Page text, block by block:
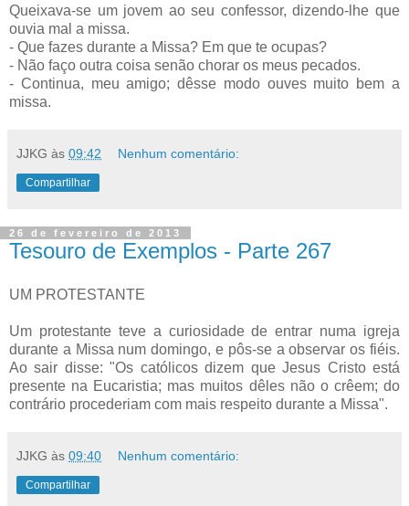
Queixava-se um jovem ao seu confessor, dizendo-lhe que
ouvia mal a missa.
- Que fazes durante a Missa? Em que te ocupas?
- Não faço outra coisa senão chorar os meus pecados.
- Continua, meu amigo; dêsse modo ouves muito bem a
missa.
JJKG às 09:42 Nenhum comentário:
Compartilhar
26 de fevereiro de 2013
Tesouro de Exemplos - Parte 267
UM PROTESTANTE
Um protestante teve a curiosidade de entrar numa igreja
durante a Missa num domingo, e pôs-se a observar os fiéis.
Ao sair disse: "Os católicos dizem que Jesus Cristo está
presente na Eucaristia; mas muitos dêles não o crêem; do
contrário procederiam com mais respeito durante a Missa".
JJKG às 09:40 Nenhum comentário:
Compartilhar